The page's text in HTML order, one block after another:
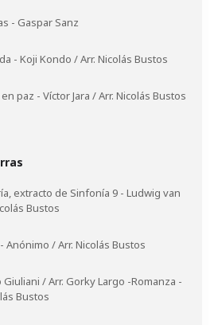
- Gaspar Sanz
- Koji Kondo / Arr. Nicolás Bustos
paz - Víctor Jara / Arr. Nicolás Bustos
extracto de Sinfonía 9 - Ludwig van
Bustos
Anónimo / Arr. Nicolás Bustos
/ Arr. Gorky Largo -Romanza -
Bustos